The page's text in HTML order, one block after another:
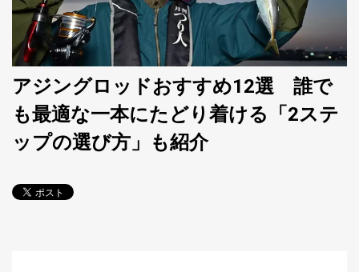
アジングロッドおすすめ12選 誰で
も最適な一本にたどり着ける「2ステ
ップの選び方」も紹介
No.1
ラ
ン
キ
ン
グ
HOT
釣具
NEWS
探
す・